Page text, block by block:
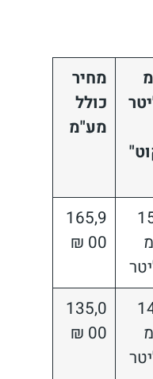
מחיר
כולל
מע"מ
165,9
00 ₪
135,0
00 ₪